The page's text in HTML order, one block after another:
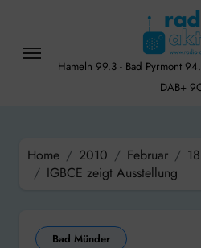
content
Hameln 99.3 - Bad Pyrmont
DAB+
Home 2010 Februar
18
IGBCE zeigt Ausstellung
Bad Münder